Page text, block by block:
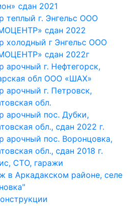
сдан 2021
теплый г. Энгельс ООО
сдан 2022
холодный г Энгельс ООО
сдан 2022г
арочный г. Нефтегорск,
обл ООО «ШАХ»
арочный г. Петровск,
обл.
арочный пос. Дубки,
обл., сдан 2022 г.
арочный пос. Воронцовка,
обл., сдан 2018 г.
СТО, гаражи
в Аркадакском районе, селе